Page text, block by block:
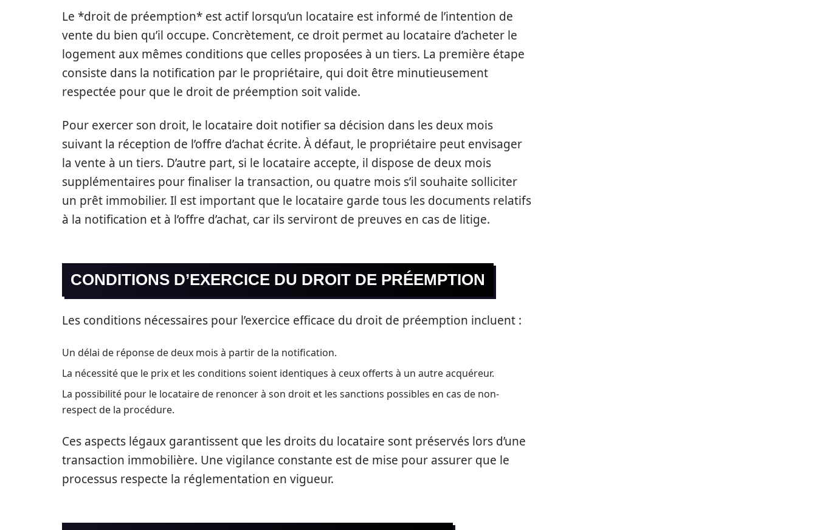
Le *droit de préemption* est actif lorsqu’un locataire est informé de l’intention de
vente du bien qu’il occupe. Concrètement, ce droit permet au locataire d’acheter le
logement aux mêmes conditions que celles proposées à un tiers. La première étape
consiste dans la notification par le propriétaire, qui doit être minutieusement
respectée pour que le droit de préemption soit valide.
Pour exercer son droit, le locataire doit notifier sa décision dans les deux mois
suivant la réception de l’offre d’achat écrite. À défaut, le propriétaire peut envisager
la vente à un tiers. D’autre part, si le locataire accepte, il dispose de deux mois
supplémentaires pour finaliser la transaction, ou quatre mois s’il souhaite solliciter
un prêt immobilier. Il est important que le locataire garde tous les documents relatifs
à la notification et à l’offre d’achat, car ils serviront de preuves en cas de litige.
CONDITIONS D’EXERCICE DU DROIT DE PRÉEMPTION
Les conditions nécessaires pour l’exercice efficace du droit de préemption incluent :
Un délai de réponse de deux mois à partir de la notification.
La nécessité que le prix et les conditions soient identiques à ceux offerts à un autre acquéreur.
La possibilité pour le locataire de renoncer à son droit et les sanctions possibles en cas de non-
respect de la procédure.
Ces aspects légaux garantissent que les droits du locataire sont préservés lors d’une
transaction immobilière. Une vigilance constante est de mise pour assurer que le
processus respecte la réglementation en vigueur.